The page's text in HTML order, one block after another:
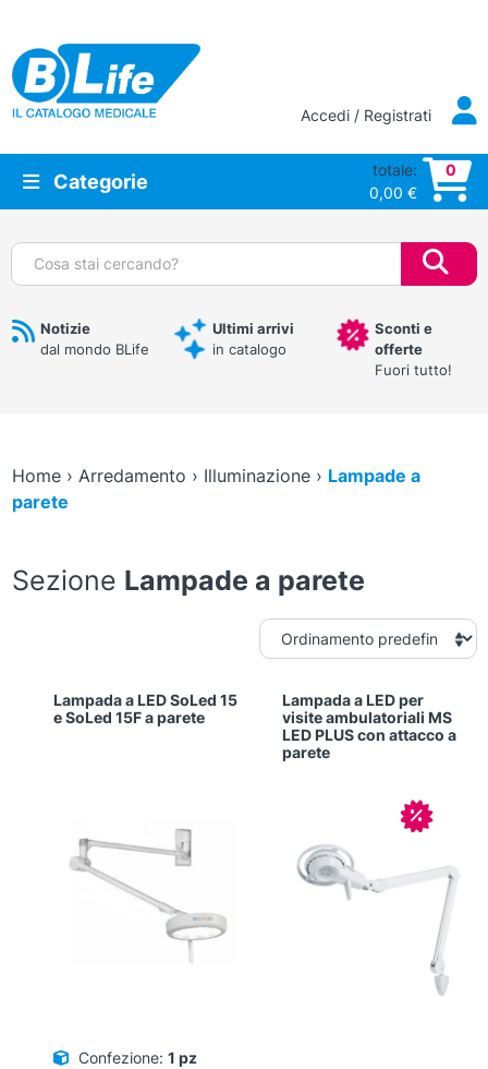
Vai al contenuto principale
Accedi / Registrati
Categorie
totale:
0,00 €
0
Cerca:
Notizie
dal mondo BLife
Ultimi arrivi
in catalogo
Sconti e
offerte
Fuori tutto!
Home› Arredamento › Illuminazione› Lampade a
parete
Sezione Lampade a parete
Lampada a LED SoLed 15
e SoLed 15F a parete
Confezione: 1 pz
Lampada a LED per
visite ambulatoriali MS
LED PLUS con attacco a
parete
In